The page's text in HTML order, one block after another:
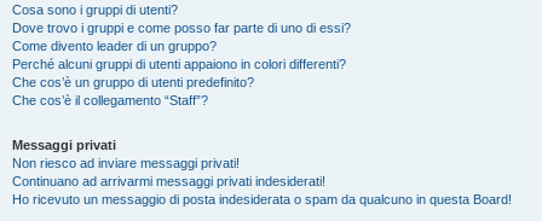
Cosa sono i gruppi di utenti?
Dove trovo i gruppi e come posso far parte di uno di essi?
Come divento leader di un gruppo?
Perché alcuni gruppi di utenti appaiono in colori differenti?
Che cos’è un gruppo di utenti predefinito?
Che cos’è il collegamento “Staff”?
Messaggi privati
Non riesco ad inviare messaggi privati!
Continuano ad arrivarmi messaggi privati indesiderati!
Ho ricevuto un messaggio di posta indesiderata o spam da qualcuno in questa Board!